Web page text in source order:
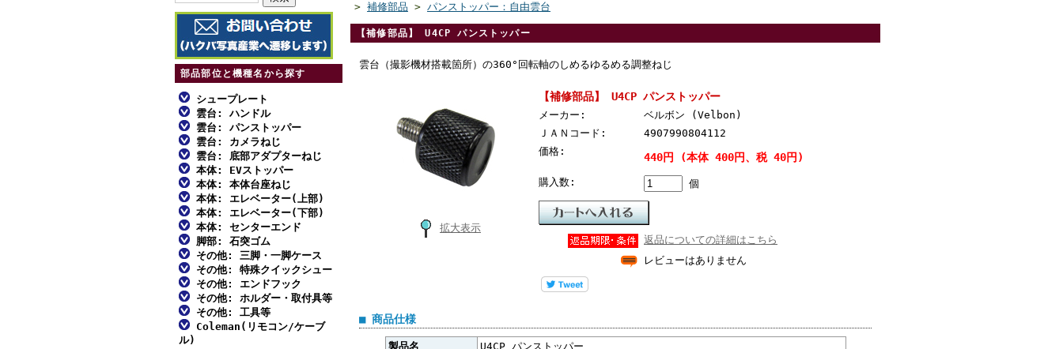
部品部位と機種名から探す
シュープレート
ファミリー三脚
アルミ三脚
ビデオ三脚
カーボン三脚
スタンド型一脚
一脚
雲台単品
アクセサリー
雲台: ハンドル
ファミリー三脚
アルミ三脚
ビデオ三脚
カーボン三脚
スタンド型一脚・一脚
雲台単品
アクセサリー
雲台: パンストッパー
ファミリー三脚
アルミ三脚
ビデオ三脚
カーボン三脚
スタンド型一脚・一脚
雲台単品
アクセサリー
雲台: カメラねじ
ファミリー三脚
アルミ三脚
カーボン三脚
雲台単品
アクセサリー
雲台: 底部アダプターねじ
MFスクリュー
対応一覧: ハンドル雲台
対応一覧: 自由雲台
対応一覧: アクセサリー
取付不能雲台
本体: EVストッパー
ファミリー三脚
アルミ三脚
ビデオ三脚
カーボン三脚
スタンド型一脚
アクセサリー
本体: 本体台座ねじ
アルミ三脚
カーボン三脚
スタンド型一脚・一脚
本体: エレベーター(上部)
アルミ三脚
ビデオ三脚
カーボン三脚
アクセサリー
本体: エレベーター(下部)
アルミ三脚
ビデオ三脚
カーボン三脚
アクセサリー
本体: センターエンド
アルミ三脚
ビデオ三脚
カーボン三脚01
カーボン三脚02
アクセサリー
脚部: 石突ゴム
ファミリー三脚
アルミ三脚
ビデオ三脚
カーボン三脚
その他: 三脚・一脚ケース
ファミリー三脚
アルミ三脚
ビデオ三脚
その他: 特殊クイックシュー
ダボ式シュー
その他: エンドフック
エンドフック
その他: ホルダー・取付具等
ホルダー・取付具等
その他: 工具等
工具類
Coleman(リモコン/ケーブ
ル)
> 補修部品 > パンストッパー：自由雲台
【補修部品】 U4CP パンストッパー
雲台（撮影機材搭載箇所）の360°回転軸のしめるゆるめる調整ねじ
拡大表示
【補修部品】 U4CP パンストッパー
メーカー:
ベルボン (Velbon)
ＪＡＮコード:
4907990804112
価格:
440円 (本体 400円、税 40円)
購入数: 個
返品についての詳細はこちら
レビューはありません
■ 商品仕様
製品名
U4CP パンストッパー